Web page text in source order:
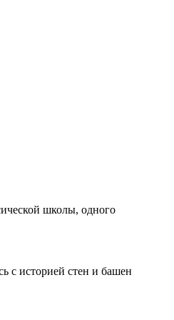
школы, одного
с историей стен и башен